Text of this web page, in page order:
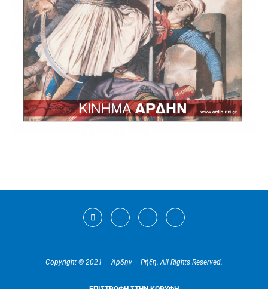
Copyright © 2021 — Άρδην – Ρήξη. All Rights Reserved.